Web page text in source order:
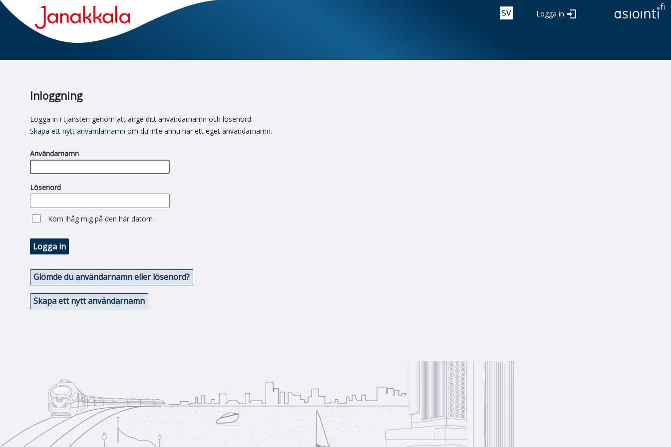
Logga in
Inloggning
Logga in i tjänsten genom att ange ditt användarnamn och lösenord.
Skapa ett nytt användarnamn om du inte ännu har ett eget användarnamn.
Användarnamn
Lösenord
Kom ihåg mig på den här datorn
Logga in
Glömde du användarnamn eller lösenord?
Skapa ett nytt användarnamn